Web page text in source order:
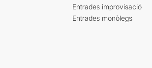
Entrades improvisació
Entrades monòlegs